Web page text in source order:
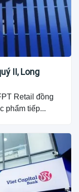
II, Long
Retail đồng
phẩm tiếp...